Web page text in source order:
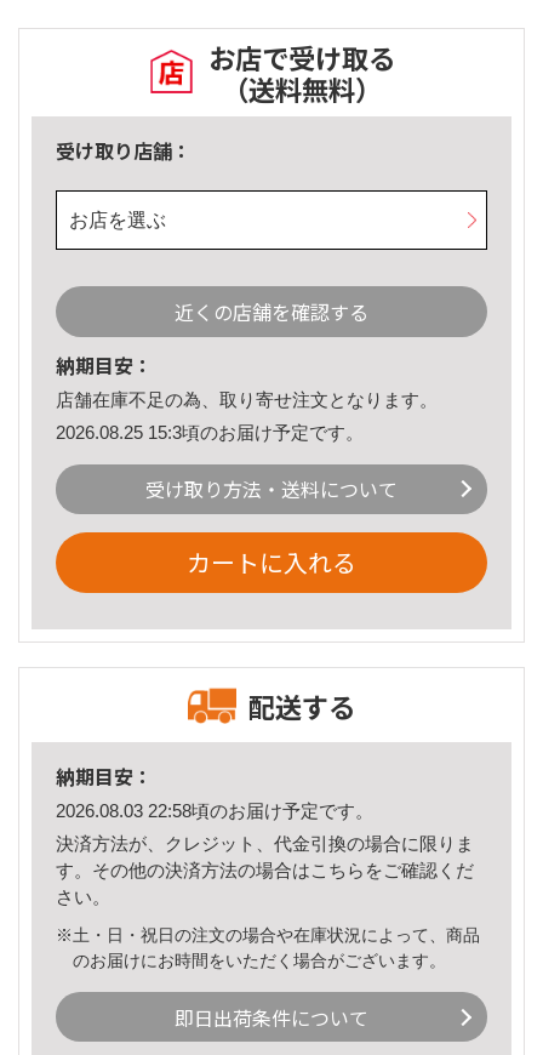
お店で受け取る
（送料無料）
受け取り店舗：
お店を選ぶ
近くの店舗を確認する
納期目安：
店舗在庫不足の為、取り寄せ注文となります。
2026.08.25 15:3頃のお届け予定です。
受け取り方法・送料について
カートに入れる
配送する
納期目安：
2026.08.03 22:58頃のお届け予定です。
決済方法が、クレジット、代金引換の場合に限りま
す。その他の決済方法の場合はこちら をご確認くだ
さい。
※土・日・祝日の注文の場合や在庫状況によって、商品
のお届けにお時間をいただく場合がございます。
即日出荷条件について